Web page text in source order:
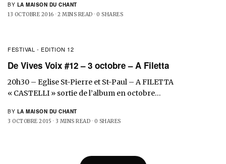
BY LA MAISON DU CHANT
13 OCTOBRE 2016 2 MINS READ 0 SHARES
FESTIVAL - EDITION 12
De Vives Voix #12 – 3 octobre – A Filetta
20h30 – Eglise St-Pierre et St-Paul – A FILETTA
« CASTELLI » sortie de l’album en octobre…
BY LA MAISON DU CHANT
3 OCTOBRE 2015 3 MINS READ 0 SHARES